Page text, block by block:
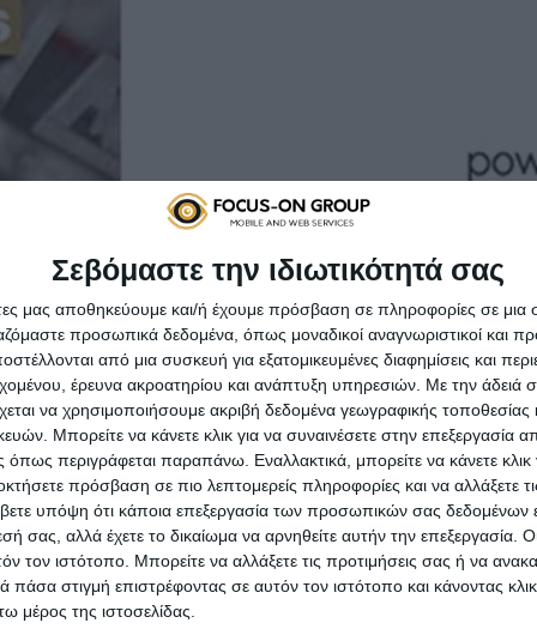
Σεβόμαστε την ιδιωτικότητά σας
μας αποθηκεύουμε και/ή έχουμε πρόσβαση σε πληροφορίες σε
προσωπικά δεδομένα, όπως μοναδικοί αναγνωριστικοί και
από μια συσκευή για εξατομικευμένες διαφημίσεις και
έρευνα ακροατηρίου και ανάπτυξη υπηρεσιών. Με την άδειά
να χρησιμοποιήσουμε ακριβή δεδομένα γεωγραφικής τοποθεσίας
Μπορείτε να κάνετε κλικ για να συναινέσετε στην επεξεργασία
περιγράφεται παραπάνω. Εναλλακτικά, μπορείτε να κάνετε κλικ
πρόσβαση σε πιο λεπτομερείς πληροφορίες και να αλλάξετε
υπόψη ότι κάποια επεξεργασία των προσωπικών σας δεδομένων
σας, αλλά έχετε το δικαίωμα να αρνηθείτε αυτήν την επεξεργασία.
τον ιστότοπο. Μπορείτε να αλλάξετε τις προτιμήσεις σας ή να
στιγμή επιστρέφοντας σε αυτόν τον ιστότοπο και κάνοντας
μέρος της ιστοσελίδας.
στην CLICKGATE
από το περιοδικό FRANCHISE BUSINESS, με την
πραγματοποιήθηκε όπως πάντα στο Palmie bistro
CLICKGATE αναδείχτηκε ο νικητής στην κατηγορία
προτάσεις στην Ελληνική και διεθνή αγορά,
διαθέσιμο σε App Store και Google Play. Οι
επαγγελματικών ομάδων.